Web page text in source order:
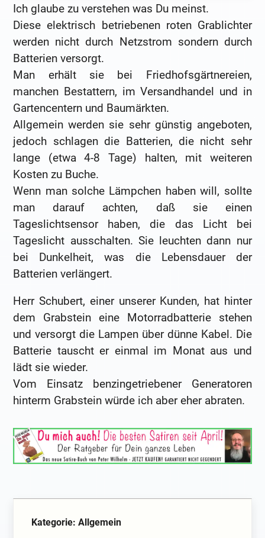
Ich glaube zu verstehen was Du meinst.
Diese elektrisch betriebenen roten Grablichter
werden nicht durch Netzstrom sondern durch
Batterien versorgt.
Man erhält sie bei Friedhofsgärtnereien,
manchen Bestattern, im Versandhandel und in
Gartencentern und Baumärkten.
Allgemein werden sie sehr günstig angeboten,
jedoch schlagen die Batterien, die nicht sehr
lange (etwa 4-8 Tage) halten, mit weiteren
Kosten zu Buche.
Wenn man solche Lämpchen haben will, sollte
man darauf achten, daß sie einen
Tageslichtsensor haben, die das Licht bei
Tageslicht ausschalten. Sie leuchten dann nur
bei Dunkelheit, was die Lebensdauer der
Batterien verlängert.
Herr Schubert, einer unserer Kunden, hat hinter
dem Grabstein eine Motorradbatterie stehen
und versorgt die Lampen über dünne Kabel. Die
Batterie tauscht er einmal im Monat aus und
lädt sie wieder.
Vom Einsatz benzingetriebener Generatoren
hinterm Grabstein würde ich aber eher abraten.
Kategorie: Allgemein